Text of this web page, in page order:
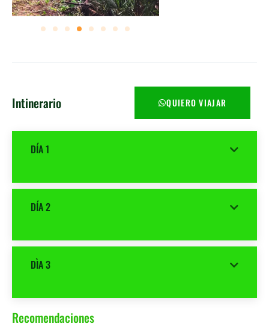
Intinerario QUIERO VIAJAR
DÍA 1
DÍA 2
DÌA 3
Recomendaciones